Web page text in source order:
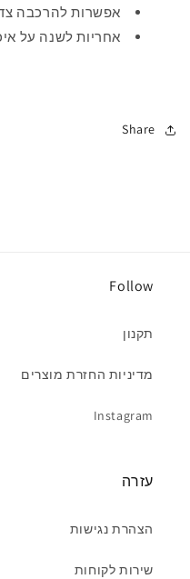
אפשרות להרכבה
אחריות לשנה על
Share
Follow
תקנון
מדיניות החזרת מוצרים
Instagram
עזרה
הצהרת נגישות
שירות לקוחות